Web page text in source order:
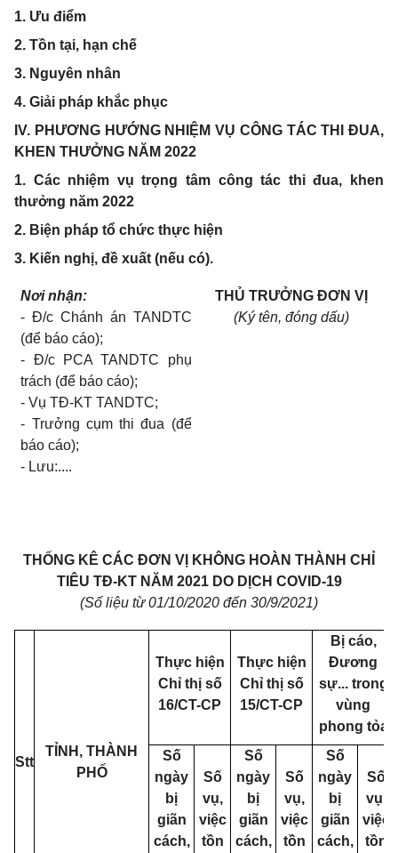
1. Ưu điểm
2. Tồn tại, hạn chế
3. Nguyên nhân
4. Giải pháp khắc phục
V. PHƯƠNG HƯỚNG NHIỆM VỤ CÔNG TÁC THI ĐUA,
KHEN THƯỞNG NĂM 2022
1. Các nhiệm vụ trọng tâm công tác thi đua, khen
thưởng năm 2022
2. Biện pháp tổ chức thực hiện
3. Kiến nghị, đề xuất (nếu có).
Nơi nhận:
- Đ/c Chánh án TANDTC
(để báo cáo);
- Đ/c PCATANDTC phụ
trách (để báo cáo);
- Vụ TĐ-KTTANDTC;
- Trưởng cụm thi đua (để
báo cáo);
- Lưu:....
THỦ TRƯỞNG ĐƠN VỊ
(Ký tên, đóng dấu)
THỐNG KÊ CÁC ĐƠN VỊ KHÔNG HOÀN THÀNH CHỈ
TIÊU TĐ-KT NĂM 2021 DO DỊCH COVID-19
(Số liệu từ 01/10/2020 đến 30/9/2021)
Stt
TỈNH, THÀNH
PHỐ
Thực hiện
Chỉ thị số
16/CT-CP
Thực hiện
Chỉ thị số
15/CT-C P
Bị cáo,
Đương
sự... trong
vùng
phong tỏa
Số
ngày
bị
giãn
cách,
Số
vụ,
việc
tồn
Số
ngày
bị
giãn
cách,
Số
vụ,
việc
tồn
Số
ngày
bị
giãn
cách,
Số
vụ,
việc
tồn